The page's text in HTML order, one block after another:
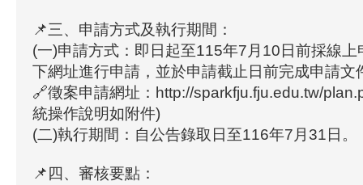
📌三、申請方式及執行期間：
(一)申請方式：即日起至115年7月10日前採線上
下網址進行申請，並於申請截止日前完成申請文
🔗徵案申請網址：http://sparkfju.fju.edu.tw/
統操作說明如附件)
(二)執行期間：自公告錄取日至116年7月31日。
📌四、審核要點：